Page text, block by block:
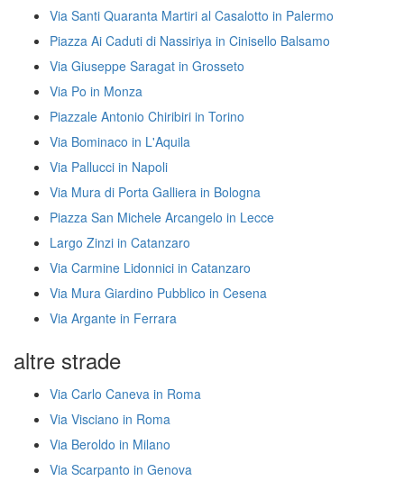
Via Santi Quaranta Martiri al Casalotto in Palermo
Piazza Ai Caduti di Nassiriya in Cinisello Balsamo
Via Giuseppe Saragat in Grosseto
Via Po in Monza
Piazzale Antonio Chiribiri in Torino
Via Bominaco in L'Aquila
Via Pallucci in Napoli
Via Mura di Porta Galliera in Bologna
Piazza San Michele Arcangelo in Lecce
Largo Zinzi in Catanzaro
Via Carmine Lidonnici in Catanzaro
Via Mura Giardino Pubblico in Cesena
Via Argante in Ferrara
altre strade
Via Carlo Caneva in Roma
Via Visciano in Roma
Via Beroldo in Milano
Via Scarpanto in Genova